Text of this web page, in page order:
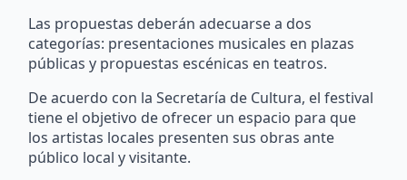
Las propuestas deberán adecuarse a dos
categorías: presentaciones musicales en plazas
públicas y propuestas escénicas en teatros.
De acuerdo con la Secretaría de Cultura, el festival
tiene el objetivo de ofrecer un espacio para que
los artistas locales presenten sus obras ante
público local y visitante.